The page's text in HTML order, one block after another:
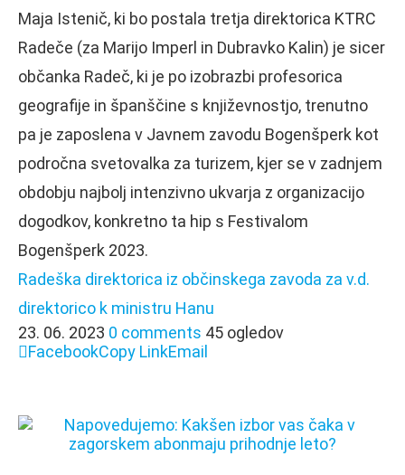
Maja Istenič, ki bo postala tretja direktorica KTRC
Radeče (za Marijo Imperl in Dubravko Kalin) je sicer
občanka Radeč, ki je po izobrazbi profesorica
geografije in španščine s književnostjo, trenutno
pa je zaposlena v Javnem zavodu Bogenšperk kot
področna svetovalka za turizem, kjer se v zadnjem
obdobju najbolj intenzivno ukvarja z organizacijo
dogodkov, konkretno ta hip s Festivalom
Bogenšperk 2023.
Radeška direktorica iz občinskega zavoda za v.d.
direktorico k ministru Hanu
23. 06. 2023 0 comments 45 ogledov
FacebookCopy LinkEmail